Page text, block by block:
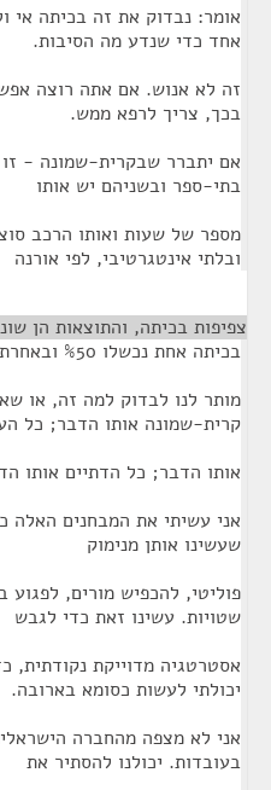
אומר: נבדוק את זה בכיתה אי
אחד כדי שנדע מה הסיבות.
זה לא אנוש. אם אתה רוצה
בכך, צריך לרפא ממש.
אם יתברר שבקרית-שמונה -
בתי-ספר ובשניהם יש אותו
מספר של שעות ואותו הרכב
ובלתי אינטגרטיבי, לפי אורנה
צפיפות בכיתה, והתוצאות הן
בכיתה אחת נכשלו %50 ובאחרת 10% שנכשלו - האם
מותר לנו לבדוק למה זה, או
קרית-שמונה אותו הדבר; כל
אותו הדבר; כל הדתיים אותו
אני עשיתי את המבחנים האלה
שעשינו אותן מנימוק
פוליטי, להכפיש מורים,
שטויות. עשינו זאת כדי לגבש
אסטרטגיה מדוייקת נקודתית,
יכולתי לעשות כסומא בארובה.
אני לא מצפה מהחברה
בעובדות. יכולנו להסתיר את